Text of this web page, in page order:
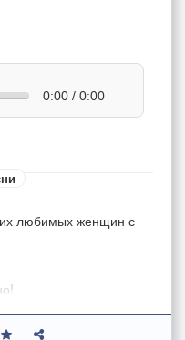
0:00 / 0:00
любимых женщин с